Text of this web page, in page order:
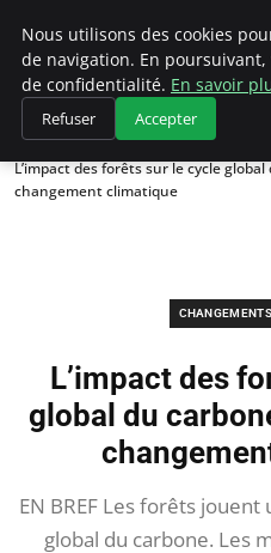
Accueil
Changements climatiques
L’impact des forêts sur le cycle
changement climatique
L’impact des
global du
EN BREF Les forêts
global du carbone. Les
Nous utilisons des cookies
de navigation. En
de confidentialité. En savoir
Refuser Accepter